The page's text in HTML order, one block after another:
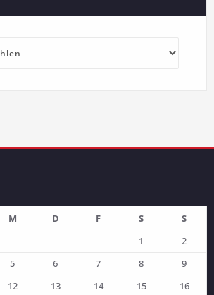
M D F S
S
1
2
5 6 7 8
9
12 13 14 15
16